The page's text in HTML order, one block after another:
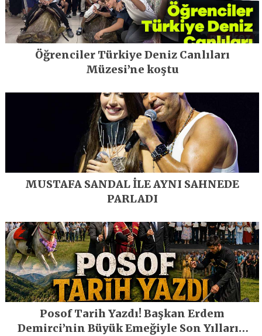
Öğrenciler Türkiye Deniz Canlıları
Müzesi’ne koştu
MUSTAFA SANDAL İLE AYNI SAHNEDE
PARLADI
Posof Tarih Yazdı! Başkan Erdem
Demirci’nin Büyük Emeğiyle Son Yılların